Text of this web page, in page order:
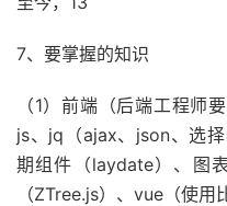
7、要掌握的知识
（1）前端（后端工程师
js、jq（ajax、json、选
期组件（laydate）、图
（ZTree.js）、vue（使用